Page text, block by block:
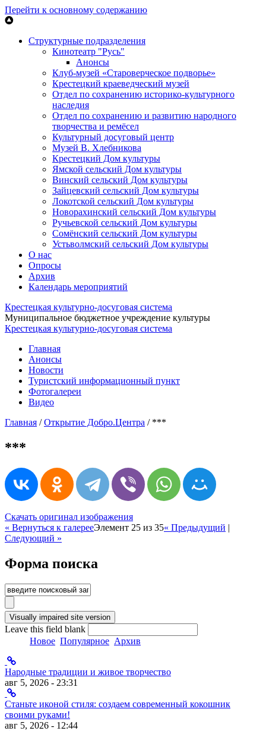
Перейти к основному содержанию
Структурные подразделения
Кинотеатр "Русь"
Анонсы
Клуб-музей «Староверческое подворье»
Крестецкий краеведческий музей
Отдел по сохранению историко-культурного
наследия
Отдел по сохранению и развитию народного
творчества и ремёсел
Культурный досуговый центр
Музей В. Хлебникова
Крестецкий Дом культуры
Ямской сельский Дом культуры
Винский сельский Дом культуры
Зайцевский сельский Дом культуры
Локотской сельский Дом культуры
Новорахинский сельский Дом культуры
Ручьевской сельский Дом культуры
Сомёнский сельский Дом культуры
Устьволмский сельский Дом культуры
О нас
Опросы
Архив
Календарь мероприятий
Крестецкая культурно-досуговая система
Муниципальное бюджетное учреждение культуры
Крестецкая культурно-досуговая система
Главная
Анонсы
Новости
Туристский информационный пункт
Фотогалереи
Видео
Главная /Открытие Добро.Центра / ***
***
Скачать оригинал изображения
« Вернуться к галерееЭлемент 25 из 35« Предыдущий |
Следующий »
Форма поиска
Leave this field blank
Новое Популярное Архив
Народные традиции и живое творчество
авг 5, 2026 - 23:31
Станьте иконой стиля: создаем современный кокошник
своими руками!
авг 5, 2026 - 12:44